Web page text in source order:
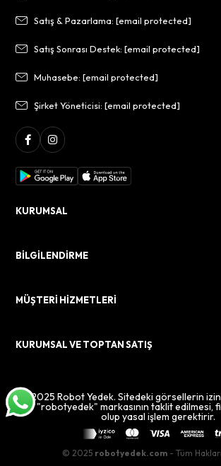
Satış & Pazarlama:[email protected]
Satış Sonrası Destek:[email protected]
Muhasebe:[email protected]
Şirket Yöneticisi:[email protected]
KURUMSAL
BİLGİLENDİRME
MÜŞTERİ HİZMETLERİ
KURUMSAL VE TOPTAN SATIŞ
© 2025 Robot Yedek. Sitedeki görsellerin
ve "robotyedek" markasının taklit edilmesi,
olup yasal işlem gerektirir.
© 2025 robotyedek.com - Tüm